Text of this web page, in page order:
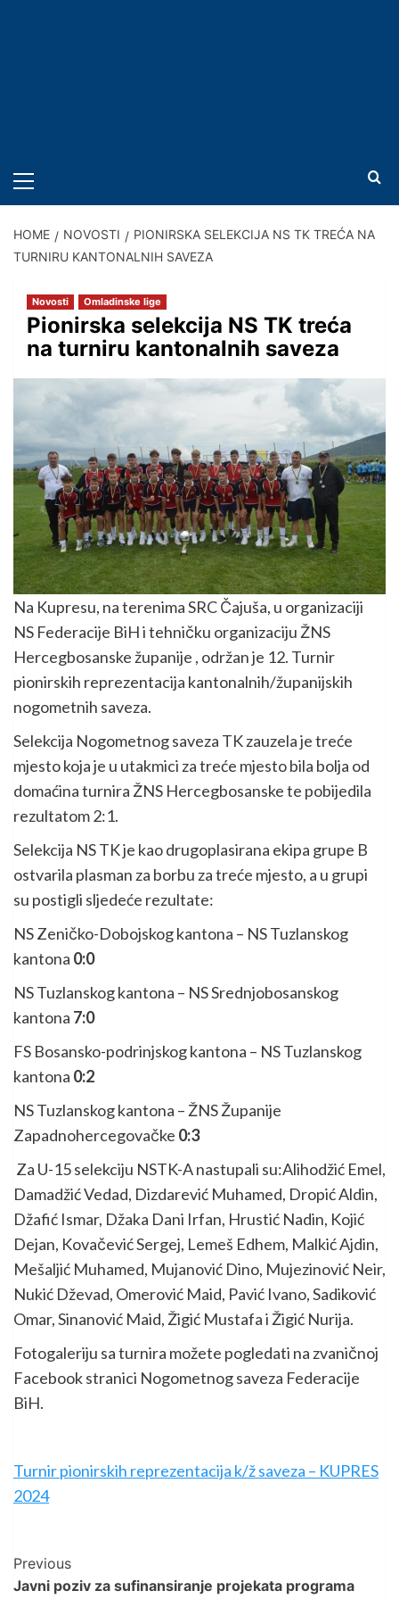
MENU
HOME NOVOSTI
PIONIRSKA SELEKCIJA NS TK TREĆA NA
TURNIRU KANTONALNIH SAVEZA
Novosti Omladinske lige
Pionirska selekcija NS TK treća
na turniru kantonalnih saveza
Na Kupresu, na terenima SRC Čajuša, u organizaciji
NS Federacije BiH i tehničku organizaciju ŽNS
Hercegbosanske županije , održan je 12. Turnir
pionirskih reprezentacija kantonalnih/županijskih
nogometnih saveza.
Selekcija Nogometnog saveza TK zauzela je treće
mjesto koja je u utakmici za treće mjesto bila bolja od
domaćina turnira ŽNS Hercegbosanske te pobijedila
rezultatom 2:1.
Selekcija NS TK je kao drugoplasirana ekipa grupe B
ostvarila plasman za borbu za treće mjesto, a u grupi
su postigli sljedeće rezultate:
NS Zeničko-Dobojskog kantona – NS Tuzlanskog
kantona 0:0
NS Tuzlanskog kantona – NS Srednjobosanskog
kantona 7:0
FS Bosansko-podrinjskog kantona – NS Tuzlanskog
kantona 0:2
NS Tuzlanskog kantona – ŽNS Županije
Zapadnohercegovačke 0:3
Za U-15 selekciju NSTK-A nastupali su:Alihodžić Emel,
Damadžić Vedad, Dizdarević Muhamed, Dropić Aldin,
Džafić Ismar, Džaka Dani Irfan, Hrustić Nadin, Kojić
Dejan, Kovačević Sergej, Lemeš Edhem, Malkić Ajdin,
Mešaljić Muhamed, Mujanović Dino, Mujezinović Neir,
Nukić Dževad, Omerović Maid, Pavić Ivano, Sadiković
Omar, Sinanović Maid, Žigić Mustafa i Žigić Nurija.
Fotogaleriju sa turnira možete pogledati na zvaničnoj
Facebook stranici Nogometnog saveza Federacije
BiH.
Turnir pionirskih reprezentacija k/ž saveza – KUPRES
2024
Post
Previous
Javni poziv za sufinansiranje projekata programa